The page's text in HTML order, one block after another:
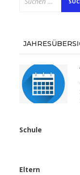
nach:
Schule
Eltern